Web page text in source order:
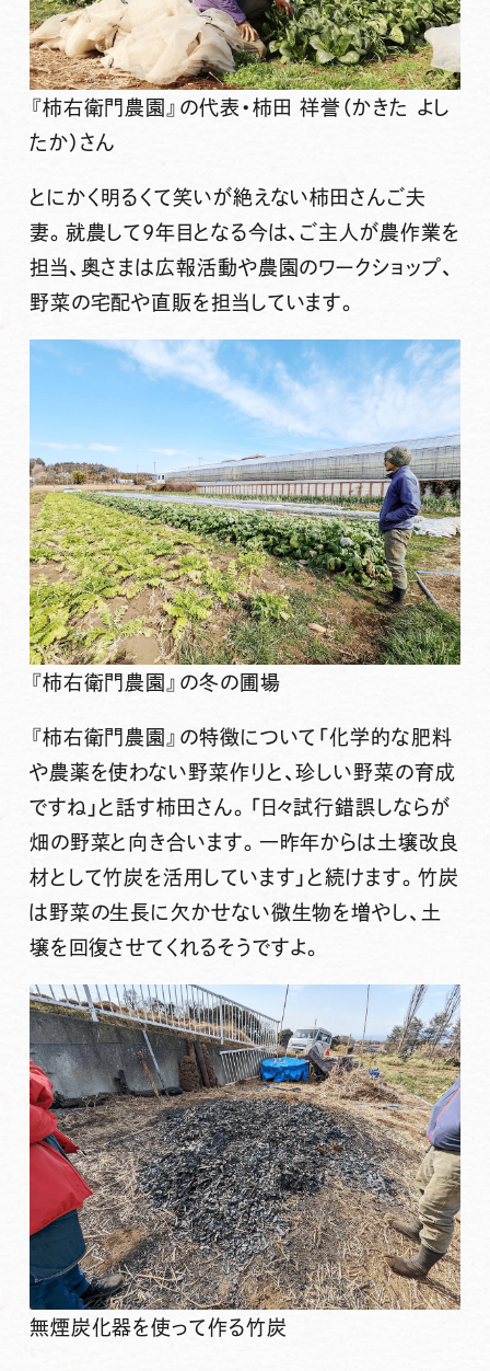
『柿右衛門農園』の代表・柿田 祥誉（かきた よし
たか）さん
とにかく明るくて笑いが絶えない柿田さんご夫
妻。就農して9年目となる今は、ご主人が農作業を
担当、奥さまは広報活動や農園のワークショップ、
野菜の宅配や直販を担当しています。
『柿右衛門農園』の冬の圃場
『柿右衛門農園』の特徴について「化学的な肥料
や農薬を使わない野菜作りと、珍しい野菜の育成
ですね」と話す柿田さん。「日々試行錯誤しならが
畑の野菜と向き合います。一昨年からは土壌改良
材として竹炭を活用しています」と続けます。竹炭
は野菜の生長に欠かせない微生物を増やし、土
壌を回復させてくれるそうですよ。
無煙炭化器を使って作る竹炭